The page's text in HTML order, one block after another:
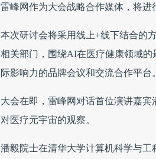
雷峰网作为大会战略合作媒体，将进
本次研讨会将采用线上+线下结合的
相关部门，围绕AI在医疗健康领域
际影响力的品牌会议和交流合作平台。
大会在即，雷峰网对话首位演讲嘉
对医疗元宇宙的观察。
潘毅院士在清华大学计算机科学与工